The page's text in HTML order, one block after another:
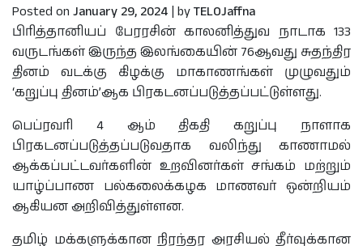
Posted on January 29, 2024 | byTELOJaffna
பிரித்தானியப் பேரரசின் காலனித்துவ நாடாக 133
வருடங்கள் இருந்த இலங்கையின் 76ஆவது சுதந்திர
தினம் வடக்கு கிழக்கு மாகாணங்கள் முழுவதும்
‘கறுப்பு தினம்’ஆக பிரகடனப்படுத்தப்பட்டுள்ளது.
பெப்ரவரி 4 ஆம் திகதி கறுப்பு நாளாக
பிரகடனப்படுத்தப்படுவதாக வலிந்து காணாமல்
ஆக்கப்பட்டவர்களின் உறவினர்கள் சங்கம் மற்றும்
யாழ்ப்பாண பல்கலைக்கழக மாணவர் ஒன்றியம்
ஆகியன அறிவித்துள்ளன.
தமிழ் மக்களுக்கான நிரந்தர அரசியல் தீர்வுக்கான